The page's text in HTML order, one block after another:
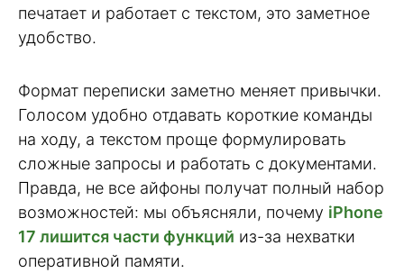
печатает и работает с текстом, это заметное
удобство.
Формат переписки заметно меняет привычки.
Голосом удобно отдавать короткие команды
на ходу, а текстом проще формулировать
сложные запросы и работать с документами.
Правда, не все айфоны получат полный набор
возможностей: мы объясняли, почему iPhone
17 лишится части функций из-за нехватки
оперативной памяти.